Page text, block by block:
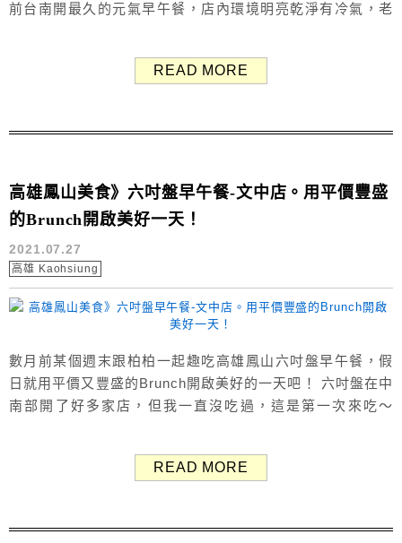
前台南開最久的元氣早午餐，店內環境明亮乾淨有冷氣，老
西區民族路上，靠近五條港文化區、兑悅門古蹟、神農街等
READ MORE
高雄鳳山美食》六吋盤早午餐-文中店。用平價豐盛
的Brunch開啟美好一天！
2021.07.27
高雄 Kaohsiung
數月前某個週末跟柏柏一起趣吃高雄鳳山六吋盤早午餐，假
日就用平價又豐盛的Brunch開啟美好的一天吧！ 六吋盤在中
南部開了好多家店，但我一直沒吃過，這是第一次來吃～
不少！ 餐廳內餐具、醬料、開水採自助式取用，並設有自助
READ MORE